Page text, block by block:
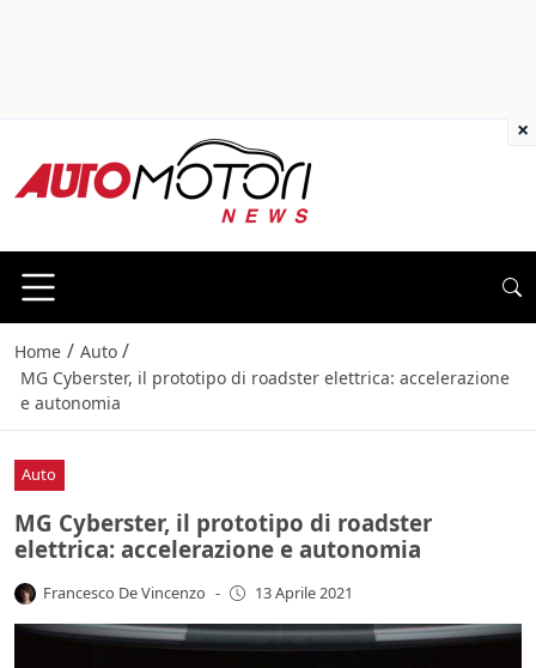
Home / Auto /
MG Cyberster, il prototipo di roadster elettrica: accelerazione
e autonomia
Auto
MG Cyberster, il prototipo di roadster
elettrica: accelerazione e autonomia
Francesco De Vincenzo - 13 Aprile 2021
×